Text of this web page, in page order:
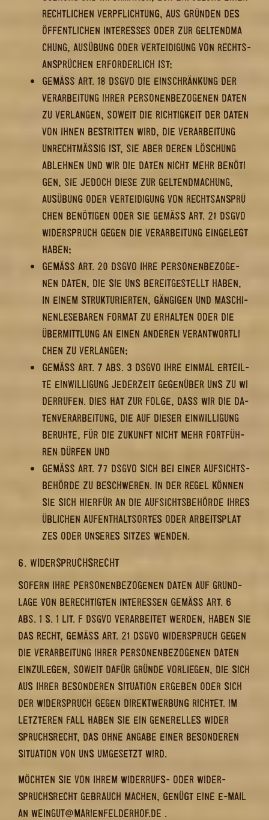
CHT­LI­CHEN VER­PFLICH­TUNG, AUS GRÜN­DEN DES ÖF
­FENT­LI­CHEN IN­TER­ES­SES ODER ZUR GEL­TEND­MA­CH
UNG, AUS­ÜBUNG ODER VER­TEI­DI­GUNG VON RECHTS­AN
­SPRÜ­CHEN ER­FOR­DER­LICH IST;
GEMÄSS ART. 18 DSGVO DIE EIN­SCHRÄN­KUNG DER V
ER­AR­BEI­TUNG IHRER PER­SO­NEN­BE­ZO­GE­NEN DATEN Z
U VER­LAN­GEN, SO­WEIT DIE RICH­TIG­KEIT DER DATEN V
ON IHNEN BE­STRIT­TEN WIRD, DIE VER­AR­BEI­TUNG U
N­RECHT­MÄ­SSIG IST, SIE ABER DEREN LÖ­SCHUNG AB
­LEH­NEN UND WIR DIE DATEN NICHT MEHR BE­NÖ­TI­GE
N, SIE JE­DOCH DIESE ZUR GEL­TEND­MA­CHUNG, AU
S­ÜBUNG ODER VER­TEI­DI­GUNG VON RECHTS­AN­SPRÜ­CH
EN BE­NÖ­TI­GEN ODER SIE GEMÄSS ART. 21 DSGVO WI­
DER­SPRUCH GEGEN DIE VER­AR­BEI­TUNG EIN­GE­LEGT HAB
EN;
GEMÄSS ART. 20 DSGVO IHRE PER­SO­NEN­BE­ZO­GE­N
EN DATEN, DIE SIE UNS BE­REIT­GE­STELLT HABEN, I
N EINEM STRUK­TU­RIER­TEN, GÄN­GI­GEN UND MA­SCHI­N
EN­LE­SE­BA­REN FOR­MAT ZU ER­HAL­TEN ODER DIE Ü
BER­MITT­LUNG AN EINEN AN­DE­REN VER­ANT­WORT­LI­C
HEN ZU VER­LAN­GEN;
GEMÄSS ART. 7 ABS. 3 DSGVO IHRE EIN­MAL ER­TEIL­T
E EIN­WIL­LI­GUNG JE­DER­ZEIT GE­GEN­ÜBER UNS ZU WI­D
ER­RU­FEN. DIES HAT ZUR FOLGE, DASS WIR DIE DA­T
EN­VER­AR­BEI­TUNG, DIE AUF DIE­SER EIN­WIL­LI­GUNG B
E­RUH­TE, FÜR DIE ZU­KUNFT NICHT MEHR FORT­FÜH­R
EN DÜR­FEN UND
GEMÄSS ART. 77 DSGVO SICH BEI EINER AUF­SICHTS­B
E­HÖR­DE ZU BE­SCHWE­REN. IN DER REGEL KÖN­NEN S
IE SICH HIER­FÜR AN DIE AUF­SICHTS­BE­HÖR­DE IHRES Ü
B­LI­CHEN AUF­ENT­HALTS­OR­TES ODER AR­BEITS­PLAT­Z
ES ODER UN­SE­RES SIT­ZES WEN­DEN.
6. WI­DER­SPRUCHS­RECHT
SO­FERN IHRE PER­SO­NEN­BE­ZO­GE­NEN DATEN AUF GRUND­
LA­GE VON BE­RECH­TIG­TEN IN­TER­ES­SEN GEMÄSS ART. 6 A
BS. 1 S. 1 LIT. F DSGVO VER­AR­BEI­TET WER­DEN, HABEN SIE D
AS RECHT, GEMÄSS ART. 21 DSGVO WI­DER­SPRUCH GEGEN DI
E VER­AR­BEI­TUNG IHRER PER­SO­NEN­BE­ZO­GE­NEN DATEN EI
N­ZU­LE­GEN, SO­WEIT DAFÜR GRÜN­DE VOR­LIE­GEN, DIE SICH AU
S IHRER BE­SON­DE­REN SI­TUA­TI­ON ER­GE­BEN ODER SICH DE
R WI­DER­SPRUCH GEGEN DI­REKT­WER­BUNG RICH­TET. IM LE
TZ­TE­REN FALL HABEN SIE EIN GE­NE­REL­LES WI­DER­SP
RUCHS­RECHT, DAS OHNE AN­GA­BE EINER BE­SON­DE­REN SI
­TUA­TI­ON VON UNS UM­GE­SETZT WIRD.
MÖCH­TEN SIE VON IHREM WIDERRUFS-​ ODER WI­DER­
SPRUCHS­RECHT GE­BRAUCH MA­CHEN, GE­NÜGT EINE E-​MAIL
AN WEIN­GUT@MA­RI­EN­FEL­DER­HOF.DE .